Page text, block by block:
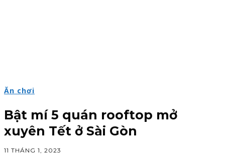
Ăn chơi
Bật mí 5 quán rooftop mở
xuyên Tết ở Sài Gòn
11 THÁNG 1, 2023